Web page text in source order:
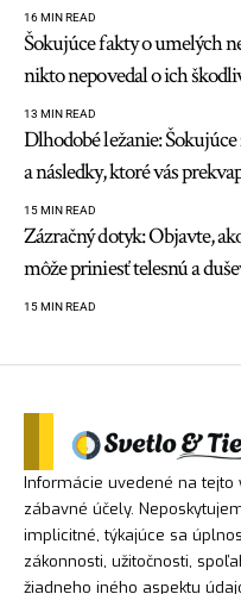
16 MIN READ
Šokujúce fakty o umelých
nikto nepovedal o ich
13 MIN READ
Dlhodobé ležanie:
a následky, ktoré vás
15 MIN READ
Zázračný dotyk: Objavte,
môže priniesť telesnú a
15 MIN READ
Informácie uvedené na tejto
zábavné účely.
implicitné, týkajúce sa
zákonnosti, užitočnosti,
žiadneho iného aspektu